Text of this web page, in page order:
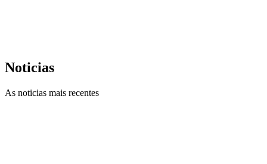
Noticias
As noticias mais recentes